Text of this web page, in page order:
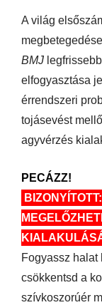
A világ
BMJ
elfogyasztása
érrendszeri
tojásevést
agyvérzés
PECÁZZ!
Fogyassz halat
csökkentsd a
szívkoszorúér